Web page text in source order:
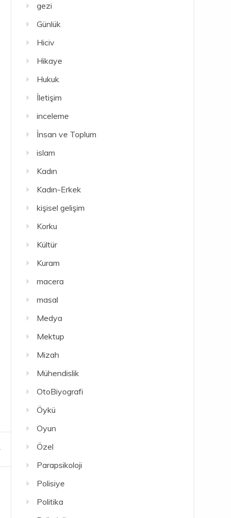
gezi
Günlük
Hiciv
Hikaye
Hukuk
İletişim
inceleme
İnsan ve Toplum
islam
Kadın
Kadın-Erkek
kişisel gelişim
Korku
Kültür
Kuram
macera
masal
Medya
Mektup
Mizah
Mühendislik
OtoBiyografi
Öykü
Oyun
Özel
Parapsikoloji
Polisiye
Politika